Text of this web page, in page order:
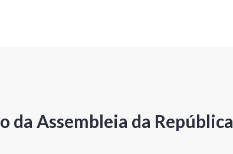
da Assembleia da República